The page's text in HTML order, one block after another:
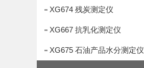
XG674 残炭测定仪
XG667 抗乳化测定仪
XG675 石油产品水分测定仪